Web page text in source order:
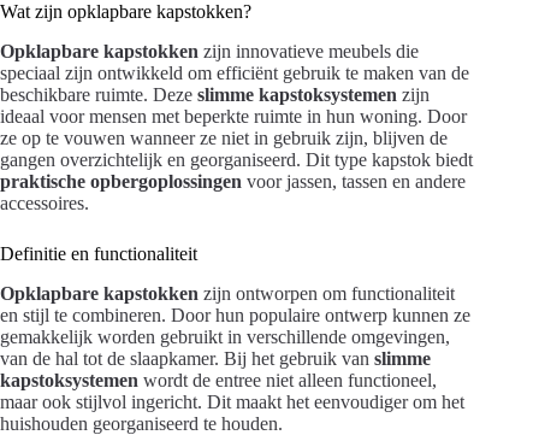
Wat zijn opklapbare kapstokken?
Opklapbare kapstokken zijn innovatieve meubels die
speciaal zijn ontwikkeld om efficiënt gebruik te maken van de
beschikbare ruimte. Deze slimme kapstoksystemen zijn
ideaal voor mensen met beperkte ruimte in hun woning. Door
ze op te vouwen wanneer ze niet in gebruik zijn, blijven de
gangen overzichtelijk en georganiseerd. Dit type kapstok biedt
praktische opbergoplossingen voor jassen, tassen en andere
accessoires.
Definitie en functionaliteit
Opklapbare kapstokken zijn ontworpen om functionaliteit
en stijl te combineren. Door hun populaire ontwerp kunnen ze
gemakkelijk worden gebruikt in verschillende omgevingen,
van de hal tot de slaapkamer. Bij het gebruik van slimme
kapstoksystemen wordt de entree niet alleen functioneel,
maar ook stijlvol ingericht. Dit maakt het eenvoudiger om het
huishouden georganiseerd te houden.